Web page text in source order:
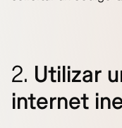
2. Utilizar
internet